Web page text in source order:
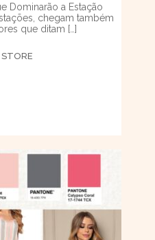
Dominarão a Estação
chegam também
que ditam […]